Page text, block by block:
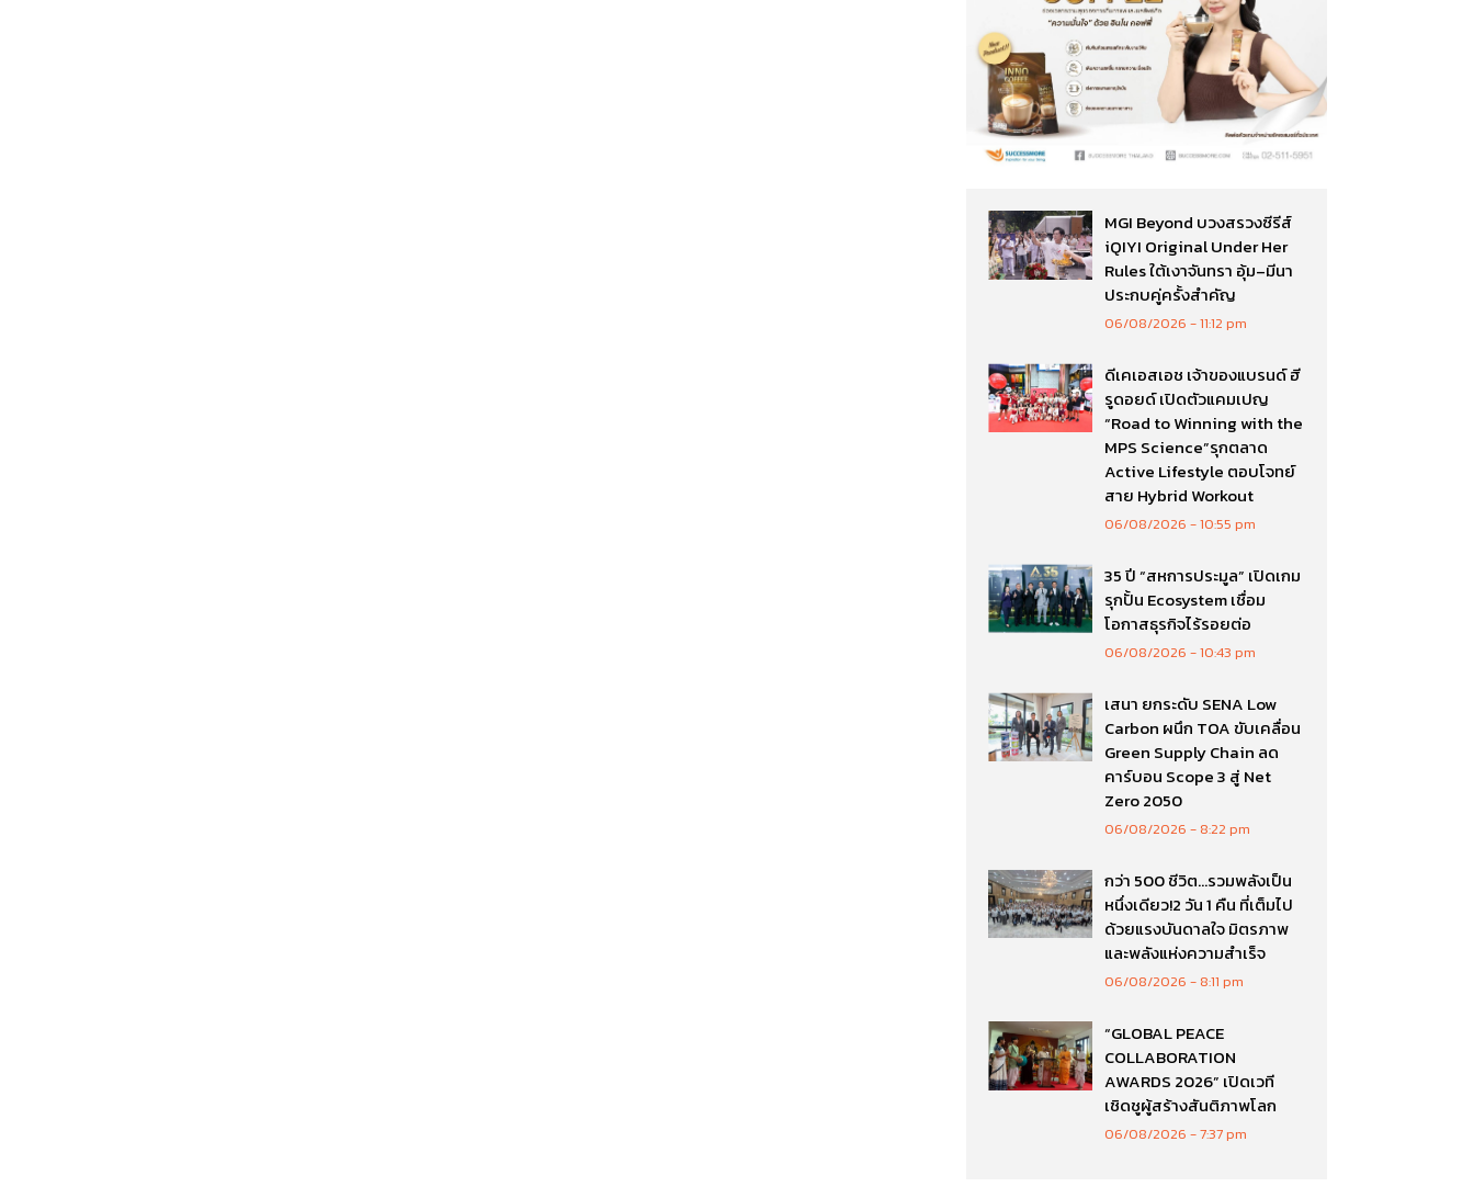
MGI Beyond บวงสรวงซีรีส์
iQIYI Original Under Her
Rules ใต้เงาจันทรา อุ้ม–มีนา
ประกบคู่ครั้งสำคัญ
06/08/2026 11:12 pm
ดีเคเอสเอช เจ้าของแบรนด์ ฮี
รูดอยด์ เปิดตัวแคมเปญ
“Road to Winning with the
MPS Science”รุกตลาด
Active Lifestyle ตอบโจทย์
สาย Hybrid Workout
06/08/2026 10:55 pm
35 ปี “สหการประมูล” เปิดเกม
รุกปั้น Ecosystem เชื่อม
โอกาสธุรกิจไร้รอยต่อ
06/08/2026 10:43 pm
เสนา ยกระดับ SENA Low
Carbon ผนึก TOA ขับเคลื่อน
Green Supply Chain ลด
คาร์บอน Scope 3 สู่ Net
Zero 2050
06/08/2026 8:22 pm
กว่า 500 ชีวิต…รวมพลังเป็น
หนึ่งเดียว!2 วัน 1 คืน ที่เต็มไป
ด้วยแรงบันดาลใจ มิตรภาพ
และพลังแห่งความสำเร็จ
06/08/2026 8:11 pm
“GLOBAL PEACE
COLLABORATION
AWARDS 2026” เปิดเวที
เชิดชูผู้สร้างสันติภาพโลก
06/08/2026 7:37 pm